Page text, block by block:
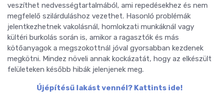
veszíthet nedvességtartalmából, ami repedésekhez és nem
megfelelő szilárduláshoz vezethet. Hasonló problémák
jelentkezhetnek vakolásnál, homlokzati munkáknál vagy
kültéri burkolás során is, amikor a ragasztók és más
kötőanyagok a megszokottnál jóval gyorsabban kezdenek
megkötni. Mindez növeli annak kockázatát, hogy az elkészült
felületeken később hibák jelenjenek meg.
Újépítésű lakást vennél? Kattints ide!